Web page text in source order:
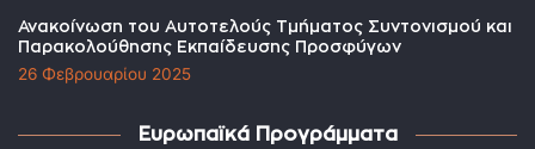
Ανακοίνωση του Αυτοτελούς Τμήματος Συντονισμού και
Παρακολούθησης Εκπαίδευσης Προσφύγων
26 Φεβρουαρίου 2025
Ευρωπαϊκά Προγράμματα